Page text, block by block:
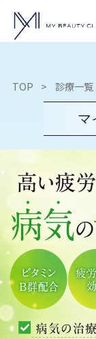
TOP 診療一覧
マ